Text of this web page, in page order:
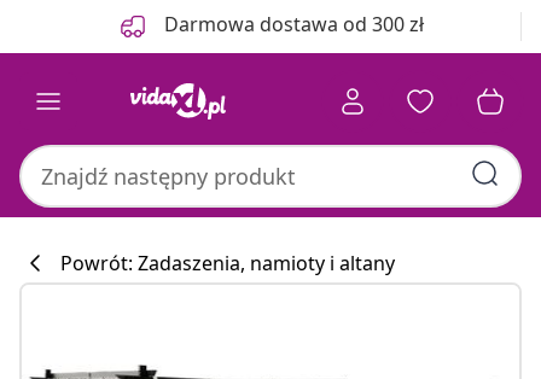
Darmowa dostawa od 300 zł
Powrót: Zadaszenia, namioty i altany